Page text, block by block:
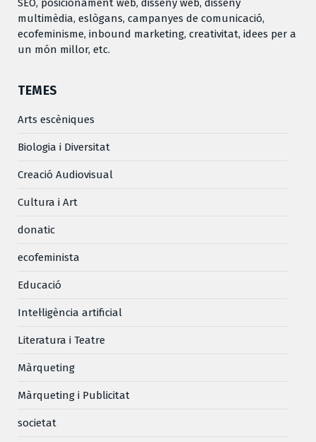
SEO, posicionament web, disseny web, disseny
multimèdia, eslògans, campanyes de comunicació,
ecofeminisme, inbound marketing, creativitat, idees per a
un món millor, etc.
TEMES
Arts escèniques
Biologia i Diversitat
Creació Audiovisual
Cultura i Art
donatic
ecofeminista
Educació
Intel·ligència artificial
Literatura i Teatre
Màrqueting
Màrqueting i Publicitat
societat